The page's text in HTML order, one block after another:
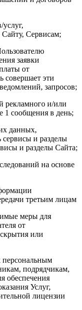
Сервисам;
заявки
от
совершает эти
запросов;
рекламного и/или
1 сообщения в день;
данных,
и разделы
и разделы Сайта;
на основе
третьим лицам
меры для
от
или
персональным
подрядчикам,
обеспечения
Услуг,
лицензии